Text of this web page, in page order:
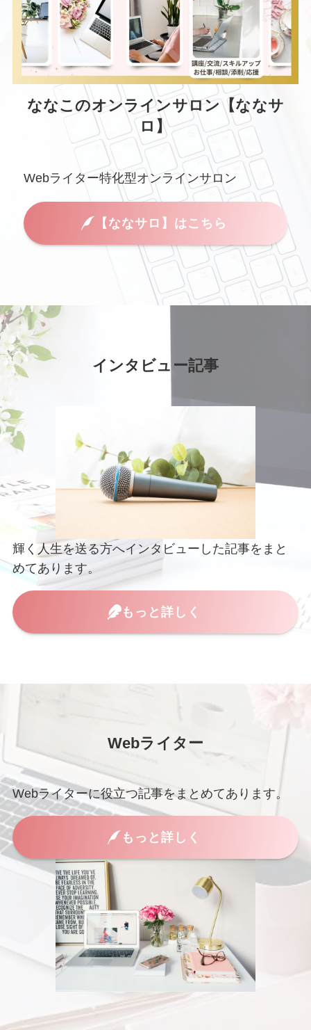
ななこのオンラインサロン【ななサ
ロ】
Webライター特化型オンラインサロン
【ななサロ】はこちら
インタビュー記事
輝く人生を送る方へインタビューした記事をまと
めてあります。
もっと詳しく
Webライター
Webライターに役立つ記事をまとめてあります。
もっと詳しく